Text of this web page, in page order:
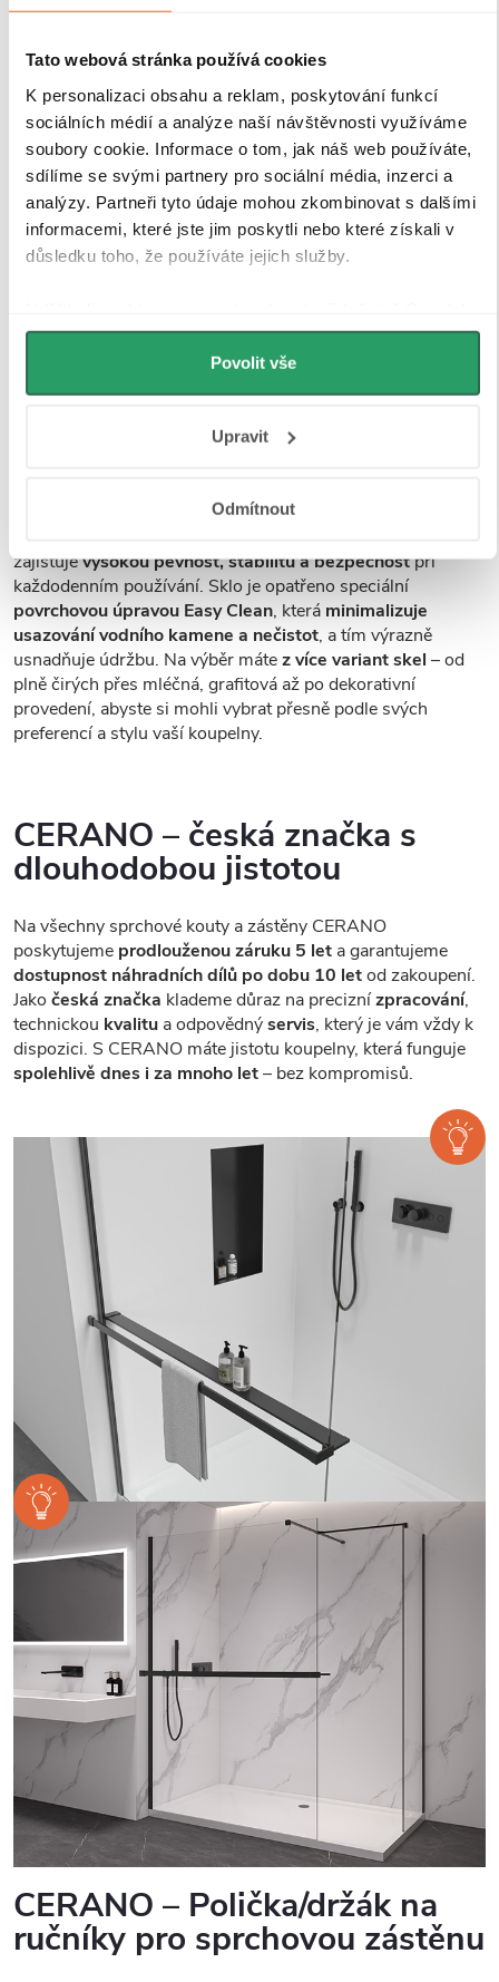
Tato webová stránka používá cookies
K personalizaci obsahu a reklam, poskytování funkcí
sociálních médií a analýze naší návštěvnosti využíváme
soubory cookie. Informace o tom, jak náš web používáte,
sdílíme se svými partnery pro sociální média, inzerci a
analýzy. Partneři tyto údaje mohou zkombinovat s dalšími
informacemi, které jste jim poskytli nebo které získali v
důsledku toho, že používáte jejich služby.
můžeme používat cookies pro analytiku a
personalizovanou reklamu. Jak Google zpracovává
osobní údaje najdete na stránkách
Povolit vše
Upravit
Odmítnout
Tvrzené bezpečností sklo
Sprchové kouty a zástěny CERANO jsou vybaveny
zajišťujevysokou pevnost, stabilitu a bezpečnostpři
každodenním používání. Sklo je opatřeno speciální
povrchovou úpravou Easy Clean, která minimalizuje
usazování vodního kamene a nečistot, a tím výrazně
usnadňuje údržbu. Na výběr mátez více variant skel – od
plně čirých přes mléčná, grafitová až po dekorativní
provedení, abyste si mohli vybrat přesně podle svých
preferencí a stylu vaší koupelny.
CERANO – česká značka s
dlouhodobou jistotou
Na všechny sprchové kouty a zástěny CERANO
poskytujeme prodlouženou záruku 5 let a garantujeme
dostupnost náhradních dílů po dobu 10 letod zakoupení.
Jako česká značka klademe důraz na preciznízpracování,
technickou kvalitu a odpovědnýservis, který je vám vždy k
dispozici. S CERANO máte jistotu koupelny, která funguje
spolehlivě dnes i za mnoho let– bez kompromisů.
CERANO – Polička/držák na
ručníky pro sprchovou zástěnu